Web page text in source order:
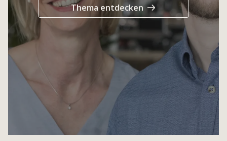
Thema entdecken